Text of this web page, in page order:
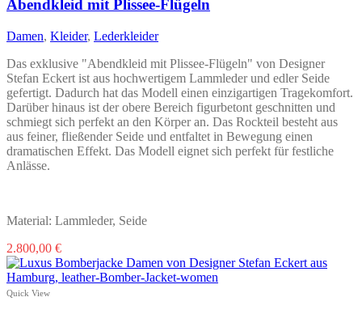
Die
Optionen
können
auf
der
Produktseite
gewählt
werden
Abendkleid mit Plissee-Flügeln
Damen, Kleider, Lederkleider
Das exklusive "Abendkleid mit Plissee-Flügeln" von Designer
Stefan Eckert ist aus hochwertigem Lammleder und edler Seide
gefertigt. Dadurch hat das Modell einen einzigartigen Tragekomfort.
Darüber hinaus ist der obere Bereich figurbetont geschnitten und
schmiegt sich perfekt an den Körper an. Das Rockteil besteht aus
aus feiner, fließender Seide und entfaltet in Bewegung einen
dramatischen Effekt. Das Modell eignet sich perfekt für festliche
Anlässe.
Material: Lammleder, Seide
2.800,00 €Dieses
Produkt
weist
Quick View